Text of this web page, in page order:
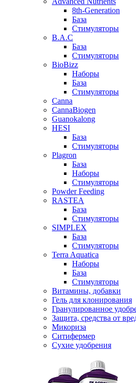
8th-Generation
База
Стимуляторы
B.A.C
База
Стимуляторы
BioBizz
Наборы
База
Стимуляторы
Canna
CannaBiogen
Guanokalong
HESI
База
Стимуляторы
Plagron
База
Наборы
Стимуляторы
Powder Feeding
RASTEA
База
Стимуляторы
SIMPLEX
База
Стимуляторы
Terra Aquatica
Наборы
База
Стимуляторы
Витамины, добавки
Гель для клонирования
Гранулированное
Защита, средства от
Микориза
Ситифермер
Сухие удобрения